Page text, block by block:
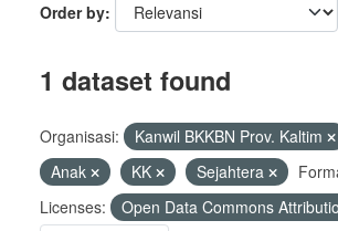
Order by
1 dataset found
Organisasi: Kanwil BKKBN Prov. Kaltim
Anak
KK Sejahtera
Licenses:
Open Data Commons